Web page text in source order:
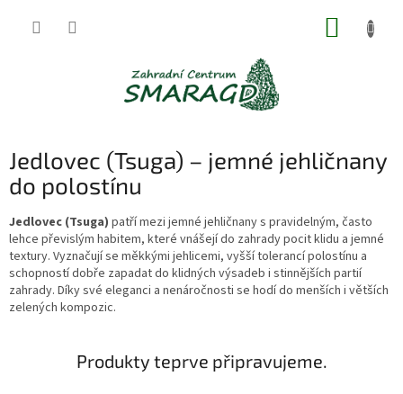
Jedlovec (Tsuga) – jemné jehličnany
do polostínu
Jedlovec (Tsuga) patří mezi jemné jehličnany s pravidelným, často
lehce převislým habitem, které vnášejí do zahrady pocit klidu a jemné
textury. Vyznačují se měkkými jehlicemi, vyšší tolerancí polostínu a
schopností dobře zapadat do klidných výsadeb i stinnějších partií
zahrady. Díky své eleganci a nenáročnosti se hodí do menších i větších
zelených kompozic.
Produkty teprve připravujeme.